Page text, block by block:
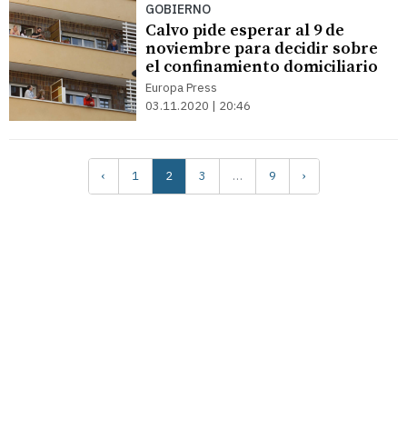
GOBIERNO
Calvo pide esperar al 9 de
noviembre para decidir sobre
el confinamiento domiciliario
Europa Press
03.11.2020 | 20:46
‹ 1 2 3 … 9 ›